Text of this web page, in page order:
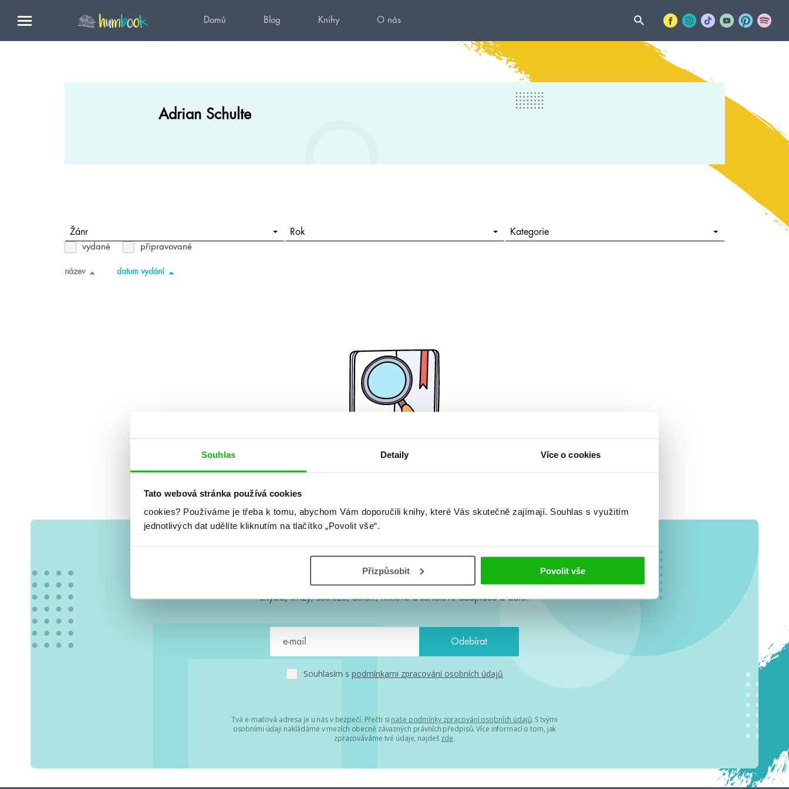
Souhlas Detaily Více o cookies
Tato webová stránka používá cookies
cookies? Používáme je třeba k tomu, abychom Vám doporučili knihy, které Vás skutečně zajímají. Souhlas s využitím
jednotlivých dat udělíte kliknutím na tlačítko „Povolit vše“.
Přizpůsobit Povolit vše
Domů Blog Knihy O nás
Adrian Schulte
Žánr Rok Kategorie
vydané připravované
název datum vydání
#HumbookNews
Vše kolem #youngadult každý měsíc rovnou do mailu! Nové knihy, co se
chystá, kvízy, soutěže, autoři, filmové a seriálové adaptace a další.
Souhlasím s podmínkami zpracování osobních údajů
Tvá e-mailová adresa je u nás v bezpečí. Přečti si naše podmínky zpracování osobních údajů. S tvými
osobními údaji nakládáme v mezích obecně závazných právních předpisů. Více informací o tom, jak
zpracováváme tvé údaje, najdeš zde.